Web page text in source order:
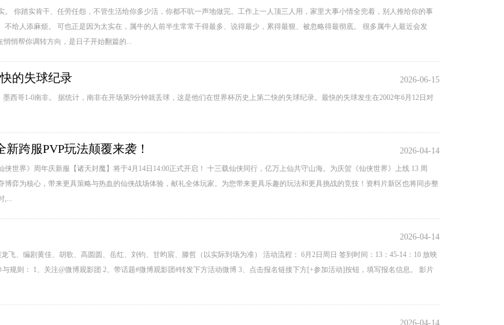
你踏实肯干、任劳任怨，不管生活给你多少活，你都不吭一声地做完。工作上一人顶三人用，家里大事小情全兜着，别人推给你的事
给人添麻烦。 可也正是因为太实在，属牛的人前半生常常干得最多、说得最少，累得最狠、被忽略得最彻底。 很多属牛人最近会发
悄帮你调转方向，是日子开始翻篇的...
2026-06-15
的失球纪录
西哥1-0南非。 据统计，南非在开场第9分钟就丢球，这是他们在世界杯历史上第二快的失球纪录。最快的失球发生在2002年6月12日对
2026-04-14
新跨服PVP玩法颠覆来袭！
世界》周年庆新服【诸天封魔】将于4月14日14:00正式开启！ 十三载仙侠同行，亿万上仙共守山海。为庆贺《仙侠世界》上线 13 周
弈为核心，带来更具策略与热血的仙侠战场体验，献礼全体玩家。为您带来更具乐趣的玩法和更具挑战的竞技！资料片新区也将同步整
,...
2026-04-14
、编剧黄佳、胡歌、高圆圆、岳红、刘钧、甘昀宸、滕哲（以实际到场为准） 活动流程： 6月2日周日 签到时间：13：45-14：10 放映
规则： 1、关注@微博观影团 2、带话题#微博观影团#转发下方活动微博 3、点击报名链接下方[+参加活动]按钮，填写报名信息。 影片
2026-04-14